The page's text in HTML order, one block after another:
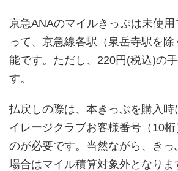
京急ANAのマイルきっぷは未使
って、京急線各駅（泉岳寺駅を
能です。ただし、220円(税込)の
す。
払戻しの際は、本きっぷを購入時
イレージクラブお客様番号（10
のが必要です。当然ながら、きっ
場合はマイル積算対象外となりま